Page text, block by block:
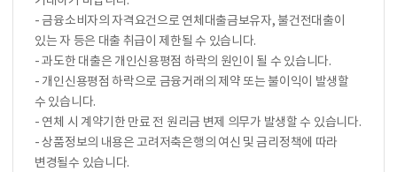
- 금융소비자의 자격요건으로 연체대출금보유자, 불건전대출이
있는 자 등은 대출 취급이 제한될 수 있습니다.
- 과도한 대출은 개인신용평점 하락의 원인이 될 수 있습니다.
- 개인신용평점 하락으로 금융거래의 제약 또는 불이익이 발생할
수 있습니다.
- 연체 시 계약기한 만료 전 원리금 변제 의무가 발생할 수 있습니다.
- 상품정보의 내용은 고려저축은행의 여신 및 금리정책에 따라
변경될수 있습니다.